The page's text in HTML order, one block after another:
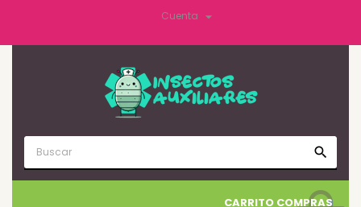
Cuenta 
search
CARRITO COMPRAS